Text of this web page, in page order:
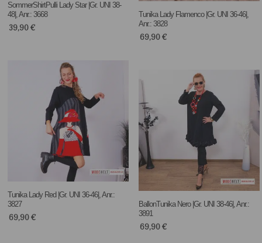
SommerShirtPulli Lady Star |Gr. UNI 38-
48|, Anr.: 3668
39,90€
Tunika Lady Flamenco |Gr. UNI 36-46|,
Anr.: 3828
69,90€
Tunika Lady Red |Gr. UNI 36-46|, Anr.:
3827
69,90€
BallonTunika Nero |Gr. UNI 38-46|, Anr.:
3891
69,90€